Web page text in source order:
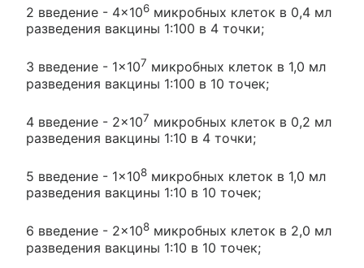
2 введение - 4×106 микробных клеток в 0,4 мл
разведения вакцины 1:100 в 4 точки;
3 введение - 1×107 микробных клеток в 1,0 мл
разведения вакцины 1:100 в 10 точек;
4 введение - 2×107 микробных клеток в 0,2 мл
разведения вакцины 1:10 в 4 точки;
5 введение - 1×108 микробных клеток в 1,0 мл
разведения вакцины 1:10 в 10 точек;
6 введение - 2×108 микробных клеток в 2,0 мл
разведения вакцины 1:10 в 10 точек;